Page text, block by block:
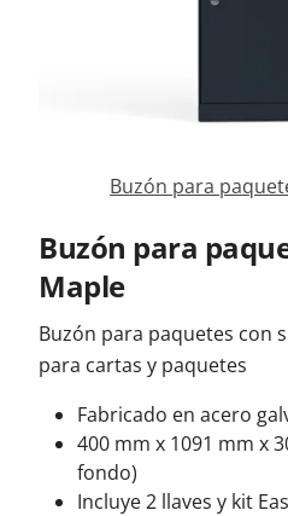
Buzón para
Buzón para
Maple
Buzón para paquetes con
para cartas y paquetes
Fabricado en acero
400 mm x 1091 mm x
fondo)
Incluye 2 llaves y kit